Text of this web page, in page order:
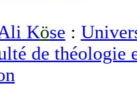
Köse :
de théologie